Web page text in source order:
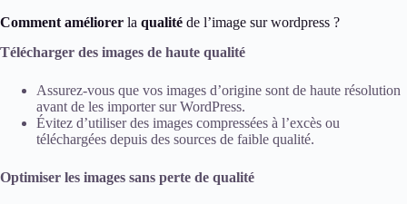
Comment améliorer la qualité de l’image sur wordpress ?
Télécharger des images de haute qualité
Assurez-vous que vos images d’origine sont de haute résolution
avant de les importer sur WordPress.
Évitez d’utiliser des images compressées à l’excès ou
téléchargées depuis des sources de faible qualité.
Optimiser les images sans perte de qualité